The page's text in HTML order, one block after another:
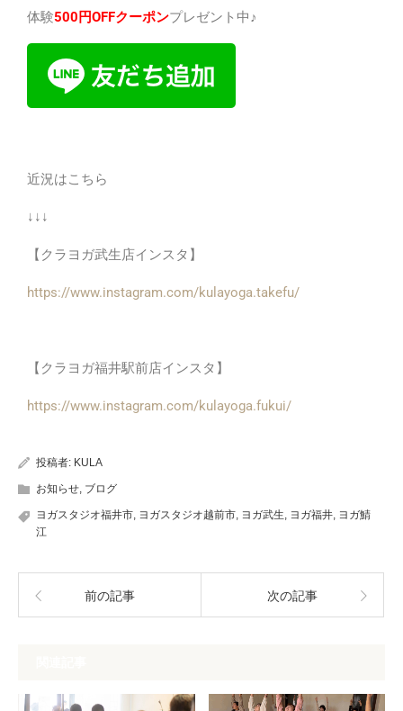
体験500円OFFクーポンプレゼント中♪
近況はこちら
↓↓↓
【クラヨガ武生店インスタ】
https://www.instagram.com/kulayoga.takefu/
【クラヨガ福井駅前店インスタ】
https://www.instagram.com/kulayoga.fukui/
投稿者: KULA
お知らせ, ブログ
ヨガスタジオ福井市, ヨガスタジオ越前市, ヨガ武生, ヨガ福井, ヨガ鯖
江
前の記事 次の記事